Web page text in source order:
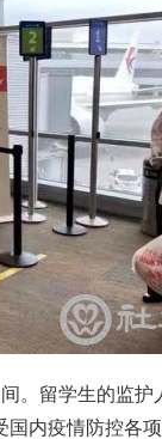
。留学生的监
国内疫情防控各